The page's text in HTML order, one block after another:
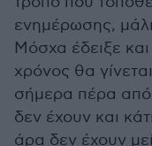
ενημέρωσης,
Μόσχα έδειξε
χρόνος θα
σήμερα πέρα
δεν έχουν και
άρα δεν έχουν